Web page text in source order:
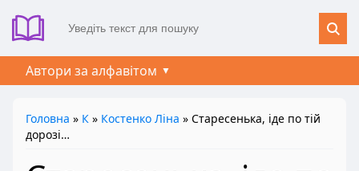
Автори за алфавітом
Головна » К » Костенко Ліна » Старесенька, іде по тій
дорозі…